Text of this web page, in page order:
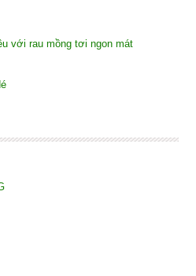
với rau mồng tơi ngon mát